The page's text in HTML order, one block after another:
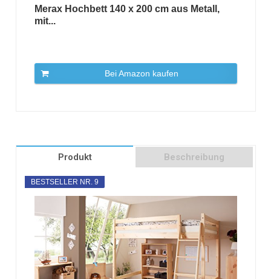
Merax Hochbett 140 x 200 cm aus Metall,
mit...
Bei Amazon kaufen
Produkt Beschreibung
BESTSELLER NR. 9